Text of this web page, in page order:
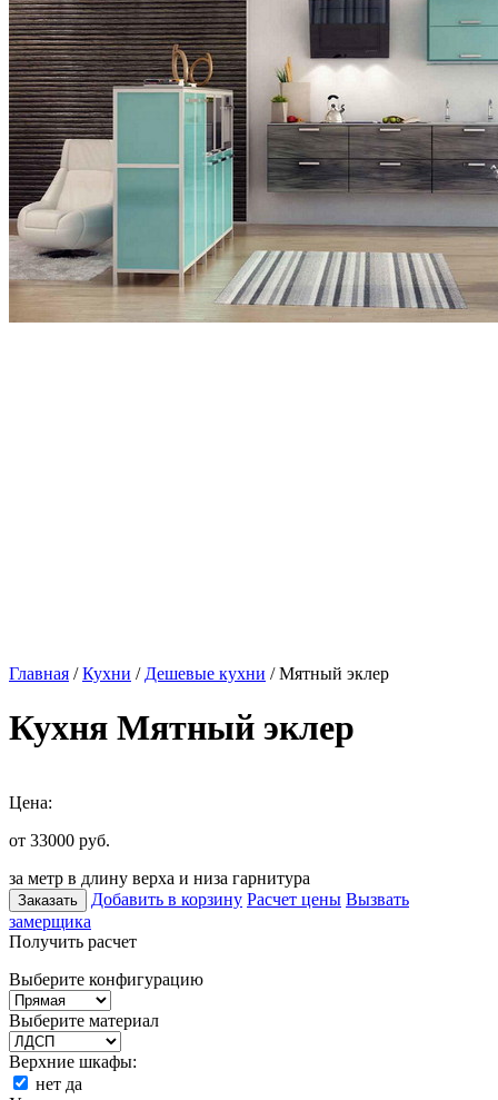
Главная /Кухни / Дешевые кухни / Мятный эклер
Кухня Мятный эклер
Цена:
от 33000 руб.
за метр в длину верха и низа гарнитура
Заказать Добавить в корзину Расчет цены Вызвать
замерщика
Получить расчет
Выберите конфигурацию
Выберите материал
Верхние шкафы:
нет да